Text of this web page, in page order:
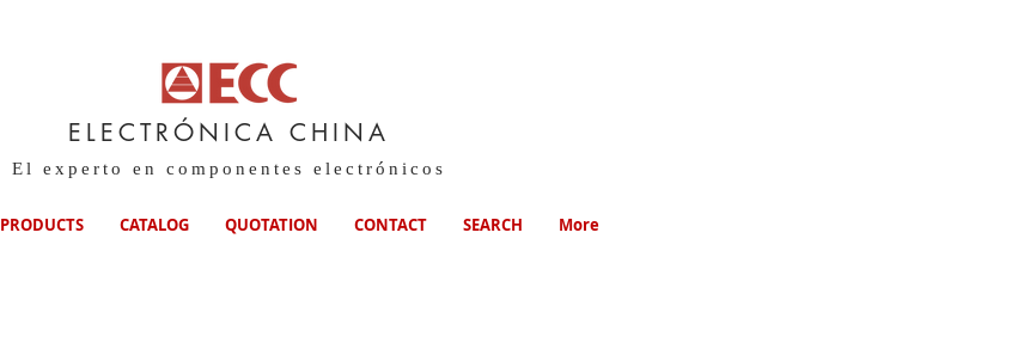
ELECTRÓNICA CHINA
El experto en componentes electrónicos
PRODUCTS CATALOG QUOTATION CONTACT SEARCH More